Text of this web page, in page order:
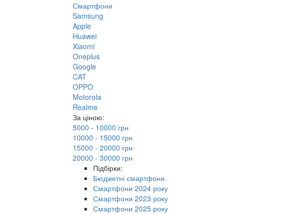
Смартфони
Samsung
Apple
Huawei
Xiaomi
Oneplus
Google
CAT
OPPO
Motorola
Realme
За ціною:
5000 - 10000 грн
10000 - 15000 грн
15000 - 20000 грн
20000 - 30000 грн
Підбірки:
Бюджетні смартфони
Смартфони 2024 року
Смартфони 2023 року
Смартфони 2025 року